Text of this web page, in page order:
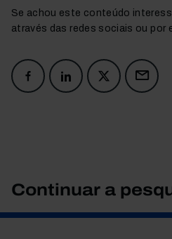
Se achou este conteúdo
através das redes sociais ou por
Continuar a